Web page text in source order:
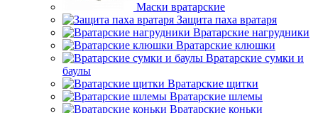
Маски вратарские
Защита паха вратаря
Вратарские нагрудники
Вратарские клюшки
Вратарские сумки и
баулы
Вратарские щитки
Вратарские шлемы
Вратарские коньки